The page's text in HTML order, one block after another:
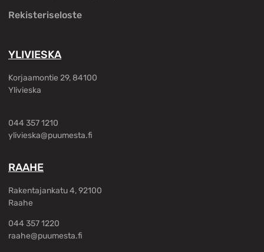
Rekisteriseloste
YLIVIESKA
Korjaamontie 29, 84100
Ylivieska
044 357 1210
ylivieska@puumesta.fi
RAAHE
Rakentajankatu 4, 92100
Raahe
044 357 1220
raahe@puumesta.fi